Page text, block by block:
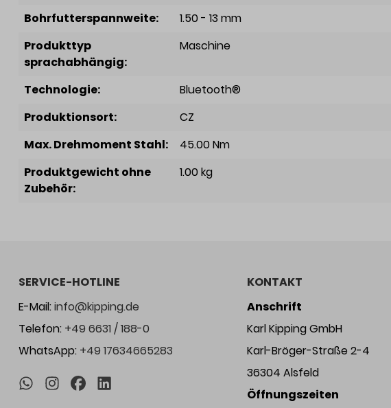
Bohrfutterspannweite:
1.50 - 13 mm
Produkttyp
sprachabhängig:
Maschine
Technologie:
Bluetooth®
Produktionsort:
CZ
Max. Drehmoment Stahl:
45.00 Nm
Produktgewicht ohne
Zubehör:
1.00 kg
SERVICE-HOTLINE
E-Mail:info@kipping.de
Telefon: +49 6631 / 188-0
WhatsApp: +49 17634665283
KONTAKT
Anschrift
Karl Kipping GmbH
Karl-Bröger-Straße 2-4
36304 Alsfeld
Öffnungszeiten